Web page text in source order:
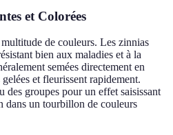
et Colorées
de couleurs. Les zinnias
bien aux maladies et à la
semées directement en
et fleurissent rapidement.
des groupes pour un effet saisissant
dans un tourbillon de couleurs